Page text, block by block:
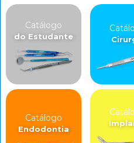
Catálogo
do Estudante
Catálogo
Endodontia